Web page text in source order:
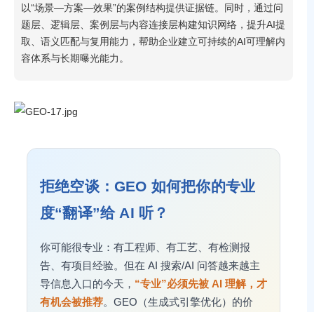
以“场景—方案—效果”的案例结构提供证据链。同时，通过问
题层、逻辑层、案例层与内容连接层构建知识网络，提升AI提
取、语义匹配与复用能力，帮助企业建立可持续的AI可理解内
容体系与长期曝光能力。
拒绝空谈：GEO 如何把你的专业
度“翻译”给 AI 听？
你可能很专业：有工程师、有工艺、有检测报
告、有项目经验。但在 AI 搜索/AI 问答越来越主
导信息入口的今天， “专业”必须先被 AI 理解，才
有机会被推荐。GEO（生成式引擎优化）的价